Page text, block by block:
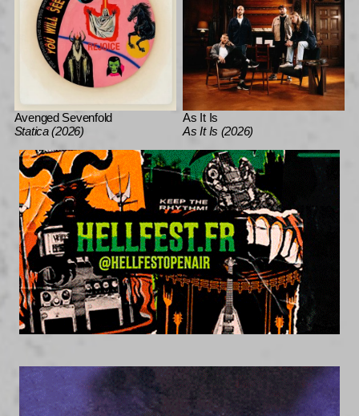
Avenged Sevenfold
Statica (2026)
As It Is
As It Is (2026)